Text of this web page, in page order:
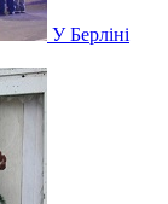
У Берліні